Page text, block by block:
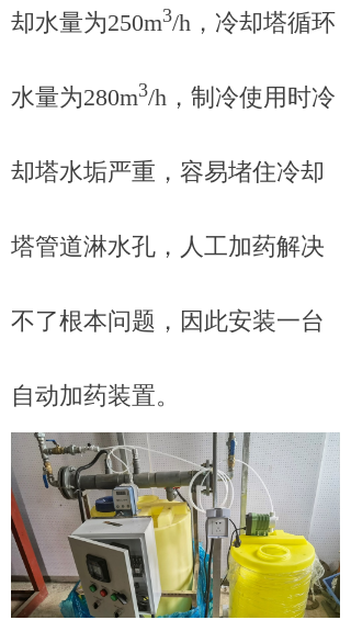
却水量为250m3/h，冷却塔循环
水量为280m3/h，制冷使用时冷
却塔水垢严重，容易堵住冷却
塔管道淋水孔，人工加药解决
不了根本问题，因此安装一台
自动加药装置。